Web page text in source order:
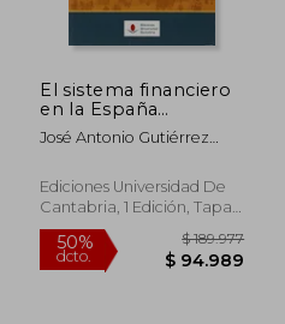
El sistema financiero
en la España
contemporánea
(Ciencias Sociales)
José Antonio Gutiérrez
Ediciones Universidad De
Cantabria, 1 Edición, Tapa
Blanda, Nuevo